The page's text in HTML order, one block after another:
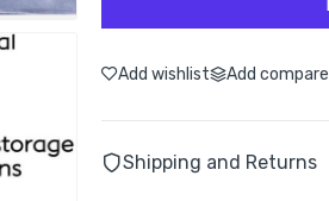
Add wishlist Add compare
Shipping and Returns